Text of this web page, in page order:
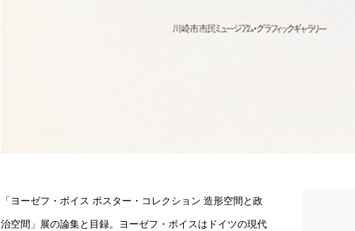
「ヨーゼフ・ボイス ポスター・コレクション 造形空間と政
治空間」展の論集と目録。ヨーゼフ・ボイスはドイツの現代